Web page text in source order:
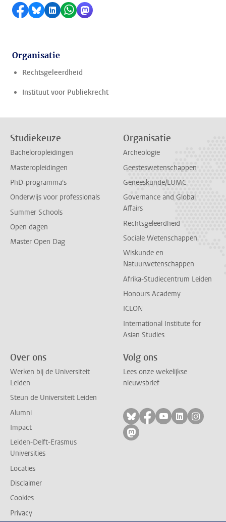
Delen op Facebook
Delen via Bluesky
Delen op LinkedIn
Delen via WhatsApp
Delen via Mastodon
Organisatie
Rechtsgeleerdheid
Instituut voor Publiekrecht
Studiekeuze
Bacheloropleidingen
Masteropleidingen
PhD-programma's
Onderwijs voor professionals
Summer Schools
Open dagen
Master Open Dag
Organisatie
Archeologie
Geesteswetenschappen
Geneeskunde/LUMC
Governance and Global
Affairs
Rechtsgeleerdheid
Sociale Wetenschappen
Wiskunde en
Natuurwetenschappen
Afrika-Studiecentrum Leiden
Honours Academy
ICLON
International Institute for
Asian Studies
Over ons
Werken bij de Universiteit
Leiden
Steun de Universiteit Leiden
Alumni
Impact
Leiden-Delft-Erasmus
Universities
Locaties
Disclaimer
Cookies
Privacy
Volg ons
Lees onze wekelijkse
nieuwsbrief
Volg ons op bluesky
Volg ons op
Volg ons op
Volg ons
Volg
Volg ons op mastodon